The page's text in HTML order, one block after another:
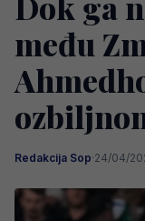
među
Redakcija Sop·24/04/